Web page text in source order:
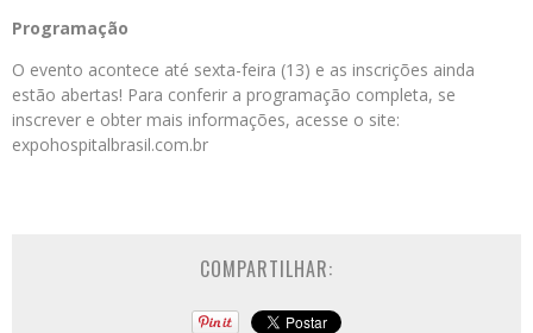
Programação
O evento acontece até sexta-feira (13) e as inscrições ainda
estão abertas! Para conferir a programação completa, se
inscrever e obter mais informações, acesse o site:
expohospitalbrasil.com.br
COMPARTILHAR: